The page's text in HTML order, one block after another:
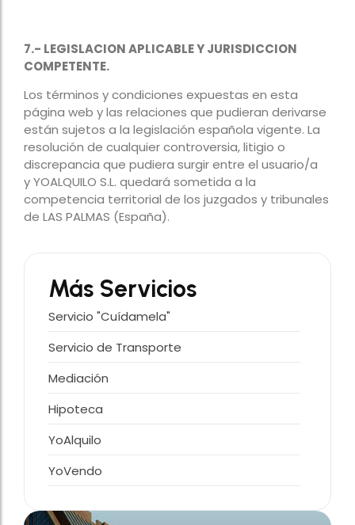
7.- LEGISLACION APLICABLE Y JURISDICCION
COMPETENTE.
Los términos y condiciones expuestas en esta
página web y las relaciones que pudieran derivarse
están sujetos a la legislación española vigente. La
resolución de cualquier controversia, litigio o
discrepancia que pudiera surgir entre el usuario/a
y YOALQUILO S.L. quedará sometida a la
competencia territorial de los juzgados y tribunales
de LAS PALMAS (España).
Más Servicios
Servicio "Cuídamela"
Servicio de Transporte
Mediación
Hipoteca
YoAlquilo
YoVendo